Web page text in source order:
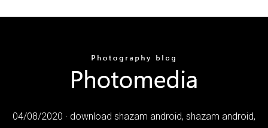
04/08/2020 · download shazam android, shazam android,